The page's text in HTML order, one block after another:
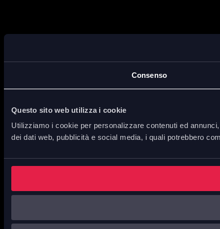
Consenso
Questo sito web utilizza i cookie
Utilizziamo i cookie per personalizzare contenuti ed
dei dati web, pubblicità e social media, i quali potrebbero